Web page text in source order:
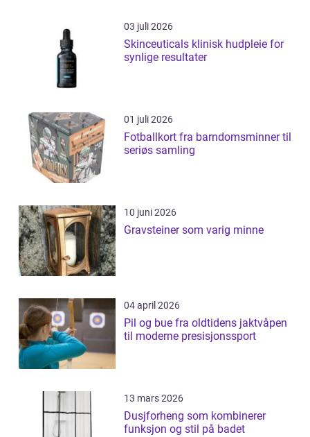
03 juli 2026
Skinceuticals klinisk hudpleie for
synlige resultater
01 juli 2026
Fotballkort fra barndomsminner til
seriøs samling
10 juni 2026
Gravsteiner som varig minne
04 april 2026
Pil og bue fra oldtidens jaktvåpen
til moderne presisjonssport
13 mars 2026
Dusjforheng som kombinerer
funksjon og stil på badet